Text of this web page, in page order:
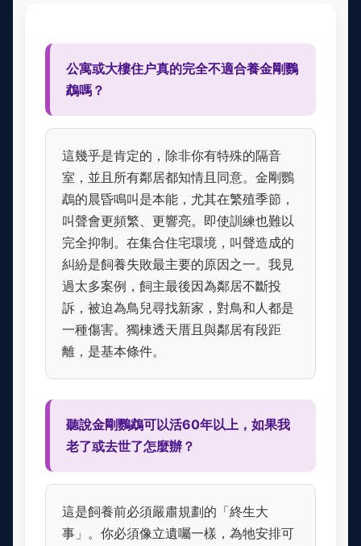
公寓或大樓住户真的完全不適合養金剛鸚
鵡嗎？
這幾乎是肯定的，除非你有特殊的隔音
室，並且所有鄰居都知情且同意。金剛鸚
鵡的晨昏鳴叫是本能，尤其在繁殖季節，
叫聲會更頻繁、更響亮。即使訓練也難以
完全抑制。在集合住宅環境，叫聲造成的
糾紛是飼養失敗最主要的原因之一。我見
過太多案例，飼主最後因為鄰居不斷投
訴，被迫為鳥兒尋找新家，對鳥和人都是
一種傷害。獨棟透天厝且與鄰居有段距
離，是基本條件。
聽說金剛鸚鵡可以活60年以上，如果我
老了或去世了怎麼辦？
這是飼養前必須嚴肅規劃的「終生大
事」。你必須像立遺囑一樣，為牠安排可